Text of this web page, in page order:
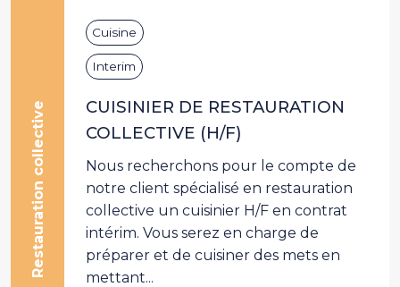
Restauration collective
Cuisine
Interim
CUISINIER DE RESTAURATION
COLLECTIVE (H/F)
Nous recherchons pour le compte de
notre client spécialisé en restauration
collective un cuisinier H/F en contrat
intérim. Vous serez en charge de
préparer et de cuisiner des mets en
mettant...